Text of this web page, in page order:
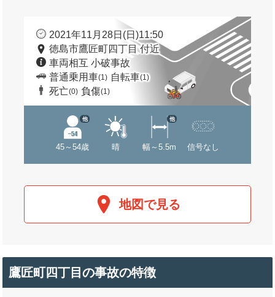
2021年11月28日(日)11:50
徳島市鷹匠町四丁目 付近
車両相互 小破事故
普通乗用車(1) 自転車(1)
死亡(0) 負傷(1)
45～54歳
他
晴 幅～5.5m
他
信号なし
地図で見る
鷹匠町四丁目の事故の特徴